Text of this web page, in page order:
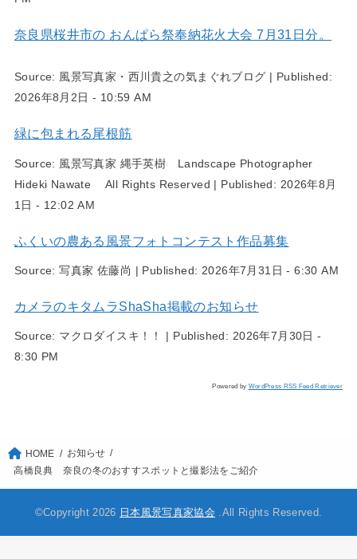
奈良県桜井市の おんぱら祭奉納花火大会 7月31日分。
Source: 風景写真家・西川貴之の気まぐれブログ | Published:
2026年8月2日 - 10:59 AM
緑に包まれる尾根筋
Source: 風景写真家 縄手英樹 Landscape Photographer
Hideki Nawate All Rights Reserved | Published: 2026年8月
1日 - 12:02 AM
ふくいの農ある風景フォトコンテスト作品募集
Source:写真家 佐藤尚 | Published: 2026年7月31日 - 6:30 AM
カメラのキタムラShaSha掲載のお知らせ
Source: マクロダイスキ！！ | Published: 2026年7月30日 -
8:30 PM
Powered by WordPress RSS Feed Retriever
HOME
お知らせ
高橋良典 奈良の冬のおすすスポットと撮影法をご紹介
©Copyright 2026 日本風景写真家協会 .All Rights Reserved.